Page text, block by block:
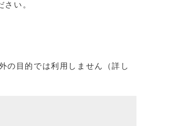
い。
の目的では利用しません（詳し